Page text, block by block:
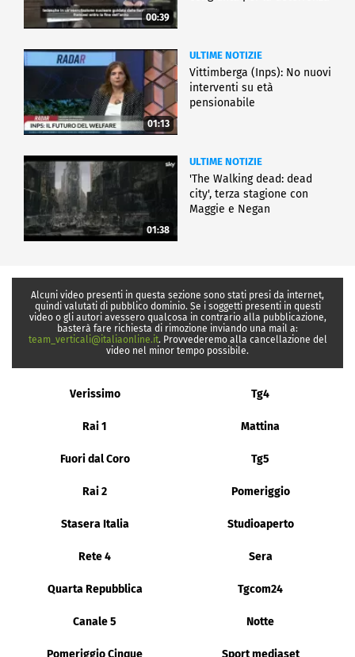
00:39
01:13
ULTIME NOTIZIE
Vittimberga (Inps): No nuovi
interventi su età
pensionabile
01:38
ULTIME NOTIZIE
'The Walking dead: dead
city', terza stagione con
Maggie e Negan
Alcuni video presenti in questa sezione sono stati presi da internet,
quindi valutati di pubblico dominio. Se i soggetti presenti in questi
video o gli autori avessero qualcosa in contrario alla pubblicazione,
basterà fare richiesta di rimozione inviando una mail a:
team_verticali@italiaonline.it. Provvederemo alla cancellazione del
video nel minor tempo possibile.
Verissimo Tg4
Rai 1 Mattina
Fuori dal Coro Tg5
Rai 2 Pomeriggio
Stasera Italia Studioaperto
Rete 4 Sera
Quarta Repubblica Tgcom24
Canale 5 Notte
Pomeriggio Cinque Sport mediaset